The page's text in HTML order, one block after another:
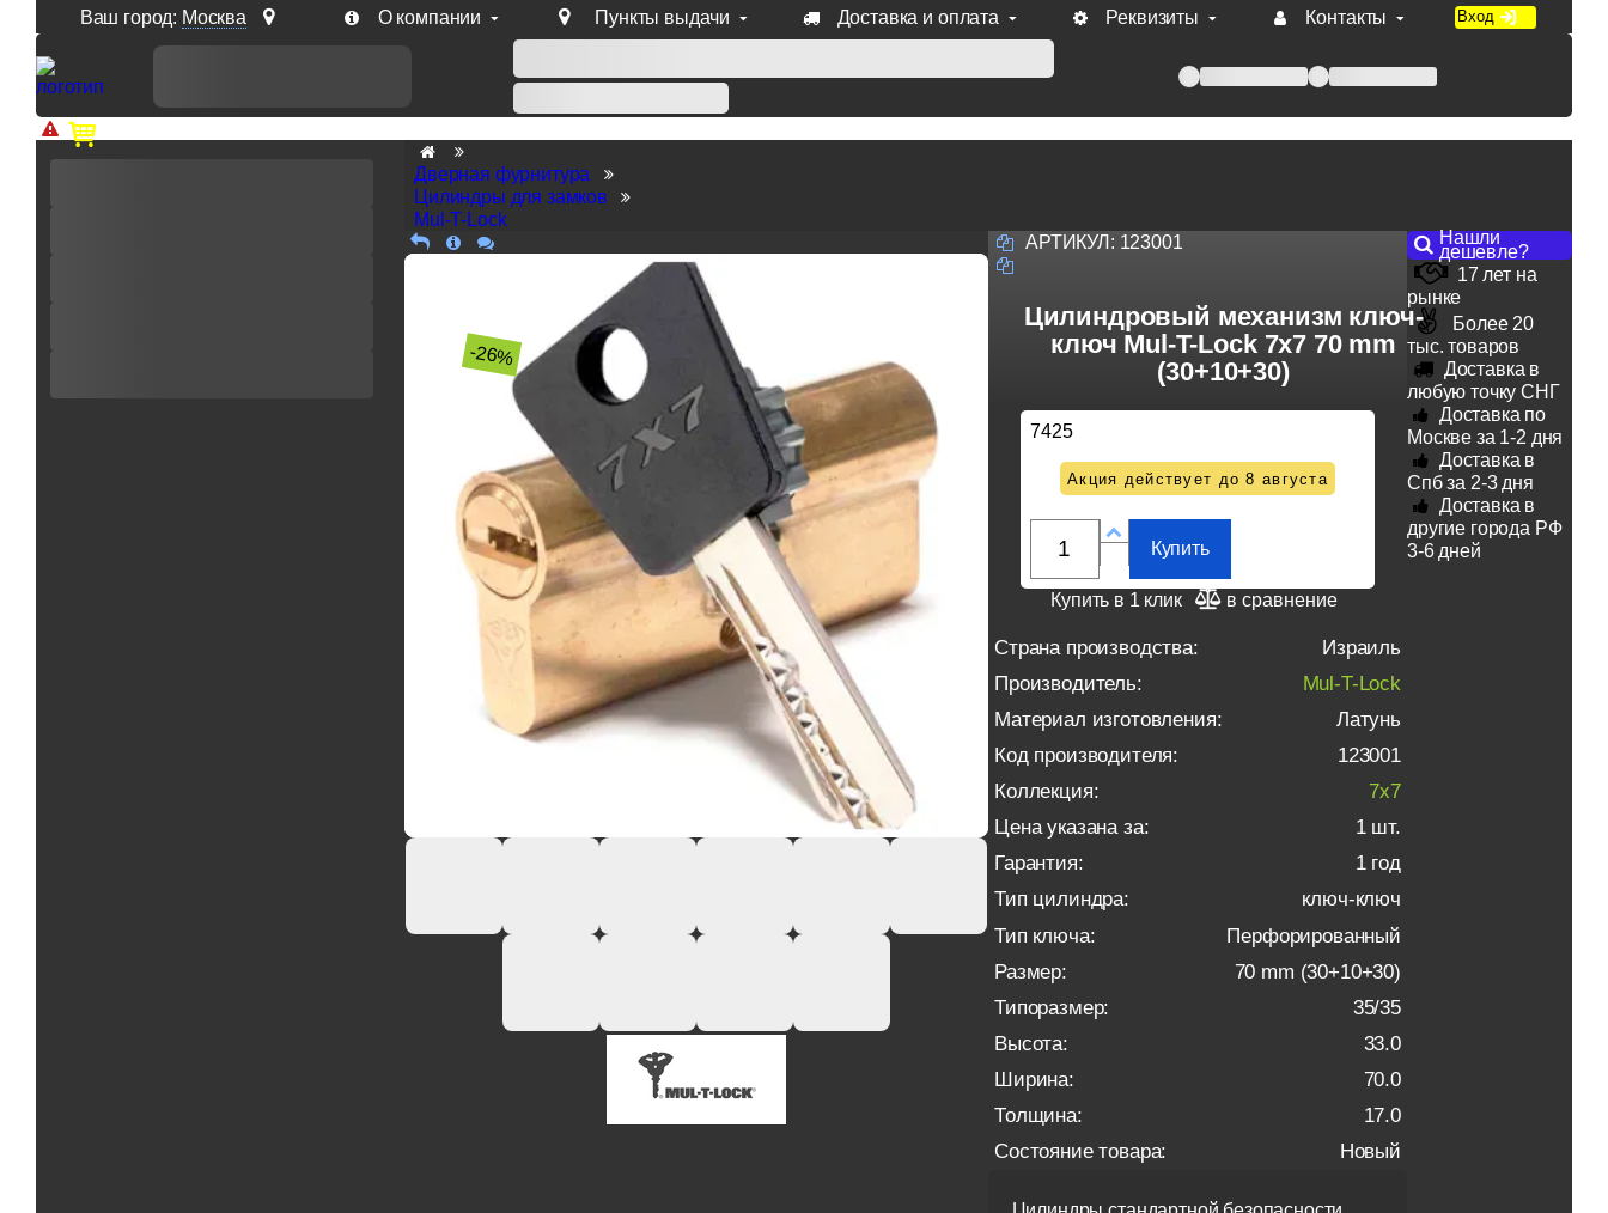
Ваш город: Москва О компании Пункты выдачи Доставка и оплата Реквизиты Контакты Вход
Доп. скидка от цен на сайте 7% при заказе от 50 тыс. руб продукции Venezia, Fratelli, Tupai, Extreza, Melodia, Forme при оплате по счету.
Дверная фурнитура
Цилиндры для замков
Mul-T-Lock
-26%
АРТИКУЛ: 123001
Цилиндровый механизм ключ-
ключ Mul-T-Lock 7x7 70 mm
(30+10+30)
7425
Акция действует до 8 августа
Купить
Купить в 1 клик в сравнение
Страна производства:
Израиль
Производитель:
Mul-T-Lock
Материал изготовления:
Латунь
Код производителя:
123001
Коллекция:
7x7
Цена указана за:
1 шт.
Гарантия:
1 год
Тип цилиндра:
ключ-ключ
Тип ключа:
Перфорированный
Размер:
70 mm (30+10+30)
Типоразмер:
35/35
Высота:
33.0
Ширина:
70.0
Толщина:
17.0
Состояние товара:
Новый
Нашли
дешевле?
17 лет на
рынке
Более 20
тыс. товаров
Доставка в
любую точку СНГ
Доставка по
Москве за 1-2 дня
Доставка в
Спб за 2-3 дня
Доставка в
другие города РФ
3-6 дней